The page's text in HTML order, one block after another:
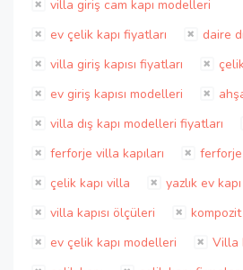
villa giriş cam kapı modelleri
ev çelik kapı fiyatları
daire
villa giriş kapısı fiyatları
ev giriş kapısı modelleri
villa dış kapı modelleri fiyatları
ferforje villa kapıları
ferforje
çelik kapı villa
yazlık ev
villa kapısı ölçüleri
kompozit
ev çelik kapı modelleri
Villa